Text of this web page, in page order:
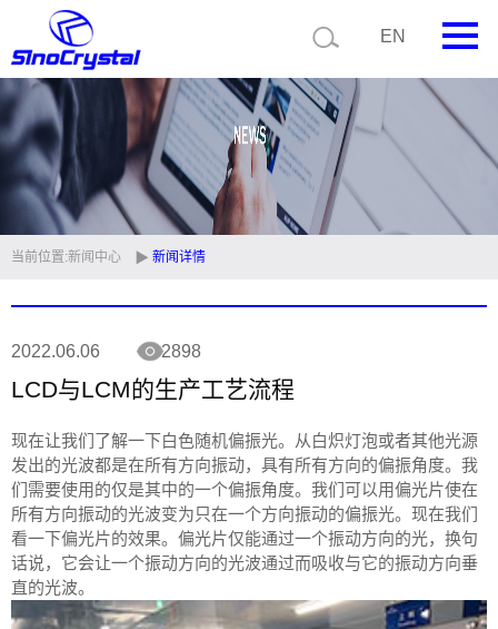
EN
首页
公司简介
产品中心
技术支持
视频中心
新闻中心
定制品
当前位置:新闻中心 新闻详情
2022.06.06 2898
LCD与LCM的生产工艺流程
现在让我们了解一下白色随机偏振光。从白炽灯泡或者其他光源
发出的光波都是在所有方向振动，具有所有方向的偏振角度。我
们需要使用的仅是其中的一个偏振角度。我们可以用偏光片使在
所有方向振动的光波变为只在一个方向振动的偏振光。现在我们
看一下偏光片的效果。偏光片仅能通过一个振动方向的光，换句
话说，它会让一个振动方向的光波通过而吸收与它的振动方向垂
直的光波。